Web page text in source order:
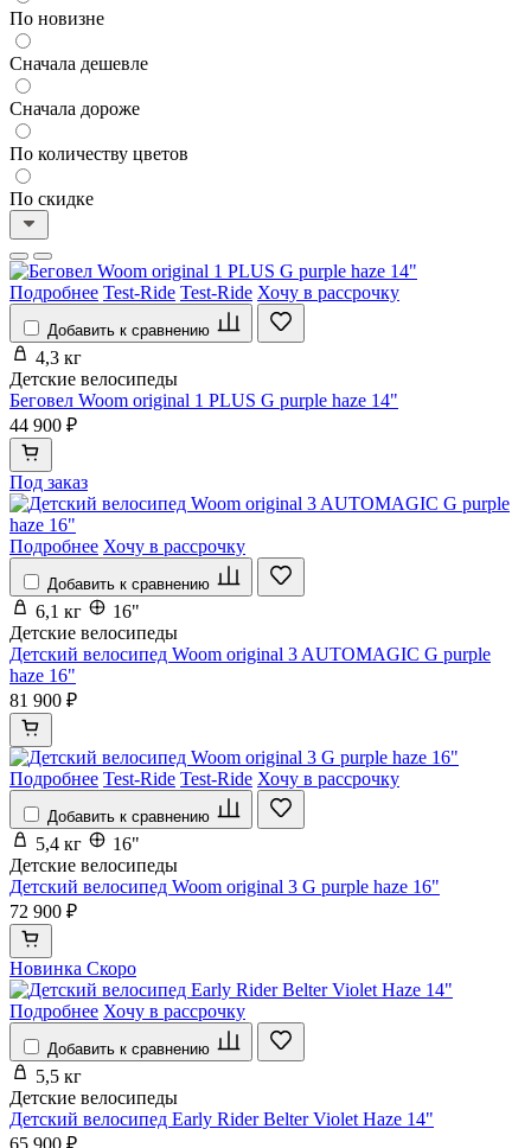
По новизне
Сначала дешевле
Сначала дороже
По количеству цветов
По скидке
Подробнее Test-Ride Test-Ride Хочу в рассрочку
Добавить к сравнению
4,3 кг
Детские велосипеды
Беговел Woom original 1 PLUS G purple haze 14"
44 900 ₽
Под заказ
Подробнее Хочу в рассрочку
Добавить к сравнению
6,1 кг
16"
Детские велосипеды
Детский велосипед Woom original 3 AUTOMAGIC G purple
haze 16"
81 900 ₽
Подробнее Test-Ride Test-Ride Хочу в рассрочку
Добавить к сравнению
5,4 кг
16"
Детские велосипеды
Детский велосипед Woom original 3 G purple haze 16"
72 900 ₽
Новинка Скоро
Подробнее Хочу в рассрочку
Добавить к сравнению
5,5 кг
Детские велосипеды
Детский велосипед Early Rider Belter Violet Haze 14"
65 900 ₽